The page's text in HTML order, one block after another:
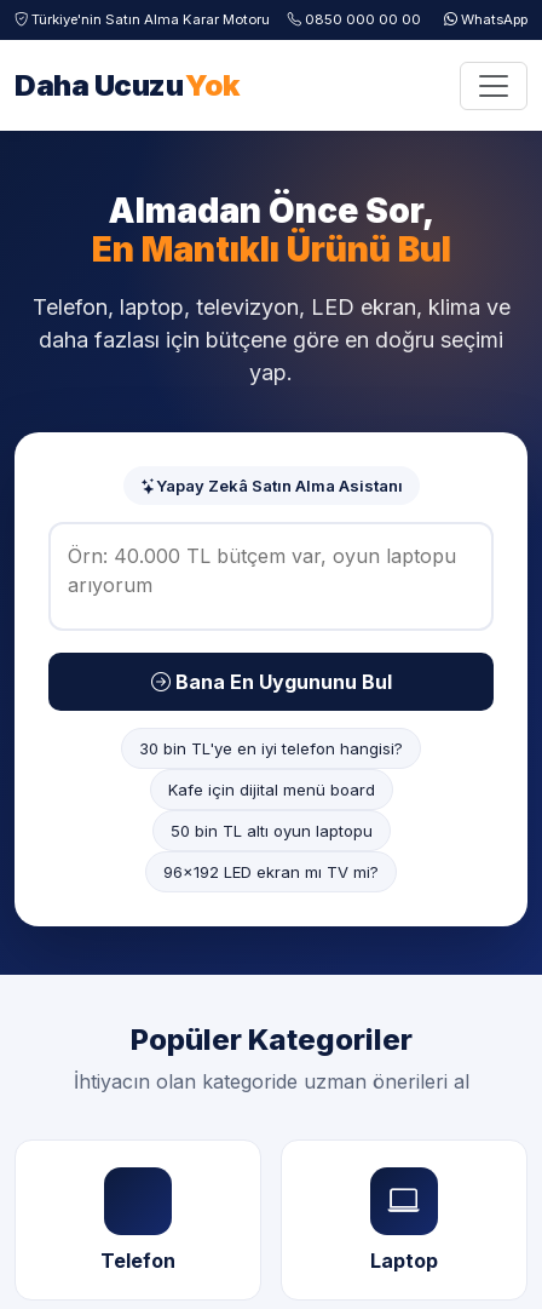
Türkiye'nin Satın Alma Karar Motoru 0850 000 00 00 WhatsApp
Daha UcuzuYok
Almadan Önce Sor,
En Mantıklı Ürünü Bul
Telefon, laptop, televizyon, LED ekran, klima ve
daha fazlası için bütçene göre en doğru seçimi
yap.
Yapay Zekâ Satın Alma Asistanı
Bana En Uygununu Bul
30 bin TL'ye en iyi telefon hangisi?
Kafe için dijital menü board
50 bin TL altı oyun laptopu
96x192 LED ekran mı TV mi?
Popüler Kategoriler
İhtiyacın olan kategoride uzman önerileri al
Telefon Laptop